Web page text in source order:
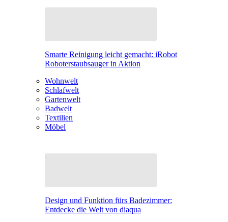
Smarte Reinigung leicht gemacht: iRobot
Roboterstaubsauger in Aktion
Wohnwelt
Schlafwelt
Gartenwelt
Badwelt
Textilien
Möbel
Design und Funktion fürs Badezimmer:
Entdecke die Welt von diaqua